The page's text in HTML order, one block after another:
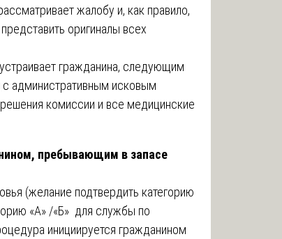
жалобу и, как правило,
оригиналы всех
гражданина, следующим
административным исковым
комиссии и все медицинские
пребывающим в запасе
(желание подтвердить категорию
«А» /«Б» для службы по
инициируется гражданином